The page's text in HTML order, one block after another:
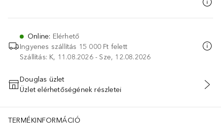
Online: Elérhető
Ingyenes szállítás 15 000 Ft felett
Szállítás: K, 11.08.2026 - Sze, 12.08.2026
KOSÁRBA HELYEZÉS
Douglas üzlet
Üzlet elérhetőségének részletei
TERMÉKINFORMÁCIÓ